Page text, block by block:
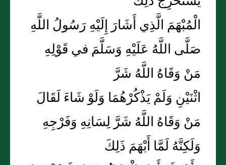
الْمُبْهَمَ الَّذِي أَشَارَ إِلَيْهِ رَسُولُ اللَّهِ
صَلَّى اللَّهُ عَلَيْهِ وَسَلَّمَ في قَوْلِهِ
مَنْ وَقَاهُ اللَّهُ شَرَّ
اثْنَيْنِ وَلَمْ يَذْكُرْهُمَا وَلَوْ شَاءَ لَقَالَ
مَنْ وَقَاهُ اللَّهُ شَرَّ لِسَانِهِ وَفَرْجِهِ
وَلَكِنَّهُ لَمَّا أَبْهَمَ ذَلِكَ